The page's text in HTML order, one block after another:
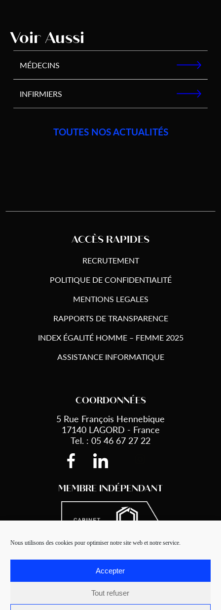
Nous utilisons des cookies pour optimiser notre site web et notre service.
Accepter
Tout refuser
Voir Aussi
MÉDECINS
INFIRMIERS
TOUTES NOS ACTUALITÉS
ACCÈS RAPIDES
RECRUTEMENT
POLITIQUE DE CONFIDENTIALITÉ
MENTIONS LEGALES
RAPPORTS DE TRANSPARENCE
INDEX ÉGALITÉ HOMME – FEMME 2025
ASSISTANCE INFORMATIQUE
COORDONNÉES
5 Rue François Hennebique
17140 LAGORD - France
Tel. : 05 46 67 27 22
MEMBRE INDÉPENDANT
Steco © 2021 - Made by